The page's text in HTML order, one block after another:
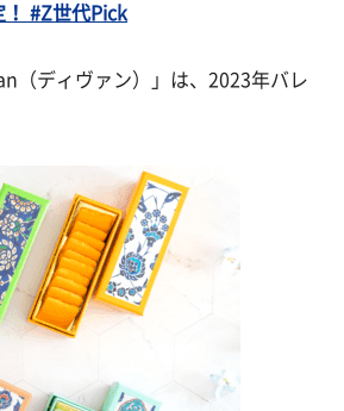
#Z世代Pick
（ディヴァン）」は、2023年バレ